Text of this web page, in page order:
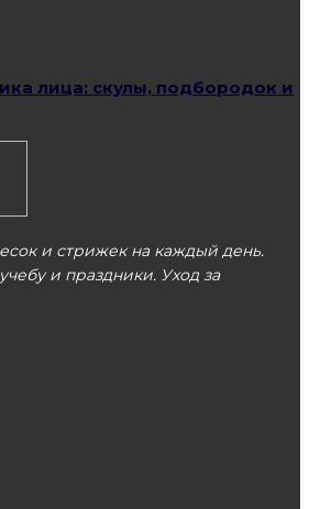
лица: скулы, подбородок и
и стрижек на каждый день.
и праздники. Уход за